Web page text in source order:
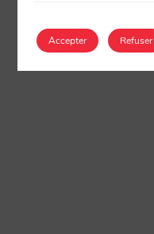
Accepter Refuser